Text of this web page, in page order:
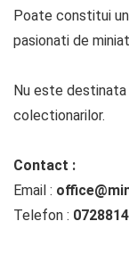
Poate constitui
pasionati de
Nu este
colectionarilor.
Contact :
Email :
Telefon :